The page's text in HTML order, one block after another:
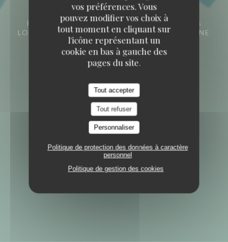
vos préférences. Vous
pouvez modifier vos choix à
tout moment en cliquant sur
l'icône représentant un
cookie en bas à gauche des
pages du site.
Tout accepter
Tout refuser
Personnaliser
Politique de protection des données à caractère
personnel
Politique de gestion des cookies
RESTAURANT INDIEN ANTHENTIQUE
36
LOWER STONE STREET ME15 6LX MAIDSTONE
KENT